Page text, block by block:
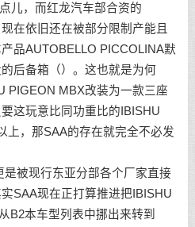
儿，而红龙汽车部合资的
在依旧还在被部分限制产能且
品AUTOBELLO PICCOLINA默
后备箱（）。这也就是为何
PIGEON MBX改装为一款三座
这玩意比同功重比的IBISHU
上，那SAA的存在就完全不必发
是被现行东亚分部各个厂家直接
SAA现在正打算推进把IBISHU
B2本车型列表中挪出来转到